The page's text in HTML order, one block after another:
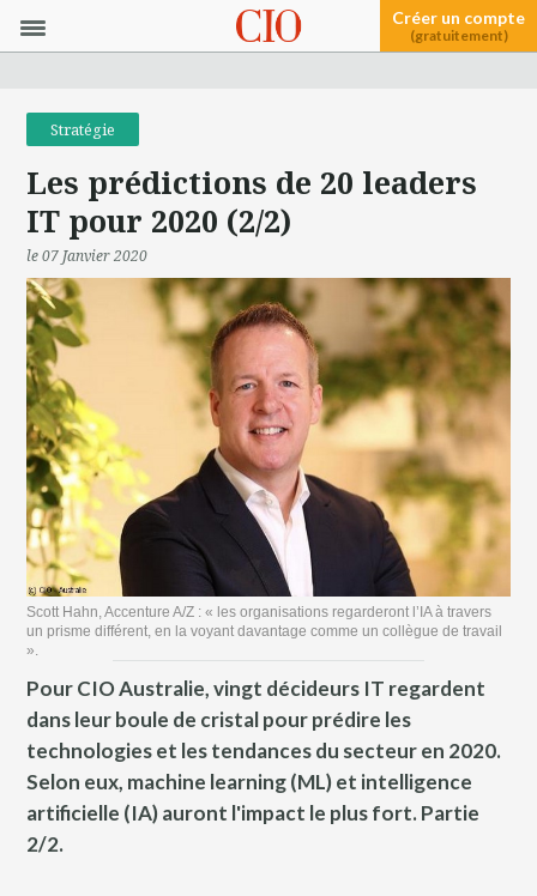
Créer un compte
(gratuitement)
Stratégie
Les prédictions de 20 leaders
IT pour 2020 (2/2)
le 07 Janvier 2020
Scott Hahn, Accenture A/Z : « les organisations regarderont l’IA à travers
un prisme différent, en la voyant davantage comme un collègue de travail
».
Pour CIO Australie, vingt décideurs IT regardent
dans leur boule de cristal pour prédire les
technologies et les tendances du secteur en 2020.
Selon eux, machine learning (ML) et intelligence
artificielle (IA) auront l'impact le plus fort. Partie
2/2.